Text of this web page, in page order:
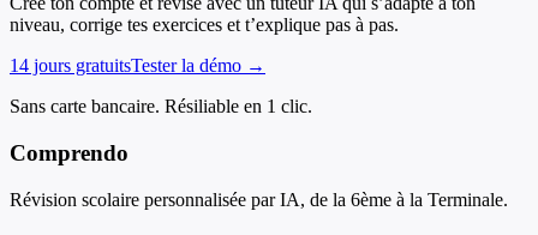
niveau, corrige tes exercices et t’explique pas à pas.
14 jours gratuitsTester la démo →
Sans carte bancaire. Résiliable en 1 clic.
Comprendo
Révision scolaire personnalisée par IA, de la 6ème à la Terminale.